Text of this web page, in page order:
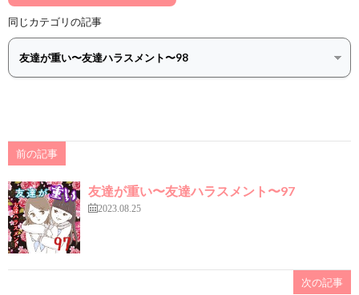
同じカテゴリの記事
前の記事
友達が重い〜友達ハラスメント〜97
2023.08.25
次の記事